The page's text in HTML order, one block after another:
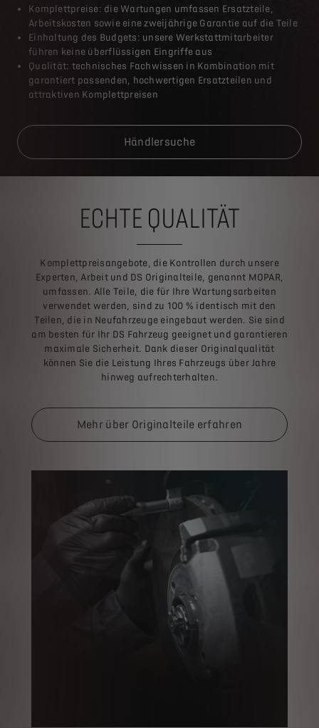
Komplettpreise: die Wartungen umfassen Ersatzteile,
Arbeitskosten sowie eine zweijährige Garantie auf die Teile
Einhaltung des Budgets: unsere Werkstattmitarbeiter
führen keine überflüssigen Eingriffe aus
Qualität: technisches Fachwissen in Kombination mit
garantiert passenden, hochwertigen Ersatzteilen und
attraktiven Komplettpreisen
Händlersuche
ECHTE QUALITÄT
Komplettpreisangebote, die Kontrollen durch unsere
Experten, Arbeit und DS Originalteile, genannt MOPAR,
umfassen. Alle Teile, die für Ihre Wartungsarbeiten
verwendet werden, sind zu 100 % identisch mit den
Teilen, die in Neufahrzeuge eingebaut werden. Sie sind
am besten für Ihr DS Fahrzeug geeignet und garantieren
maximale Sicherheit. Dank dieser Originalqualität
können Sie die Leistung Ihres Fahrzeugs über Jahre
hinweg aufrechterhalten.
Mehr über Originalteile erfahren